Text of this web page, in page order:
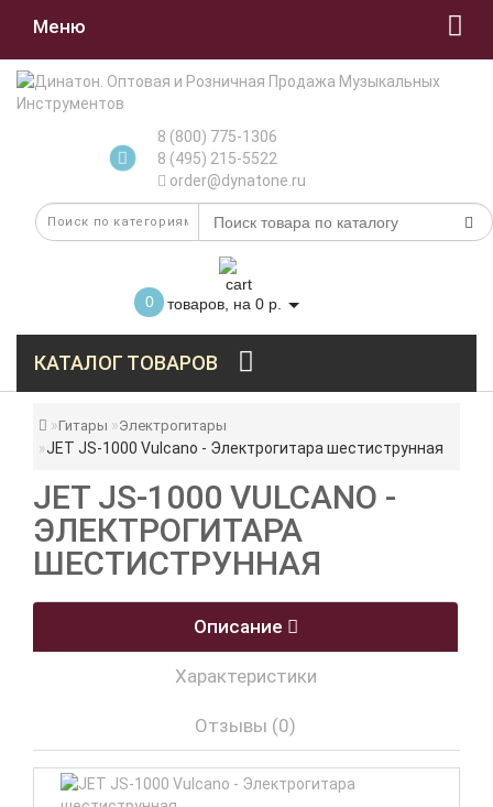
Меню
8 (800) 775-1306
8 (495) 215-5522
order@dynatone.ru
0 товаров, на 0 р.
КАТАЛОГ ТОВАРОВ
Гитары Электрогитары
JET JS-1000 Vulcano - Электрогитара шестиструнная
JET JS-1000 VULCANO -
ЭЛЕКТРОГИТАРА
ШЕСТИСТРУННАЯ
Описание
Характеристики
Отзывы (0)